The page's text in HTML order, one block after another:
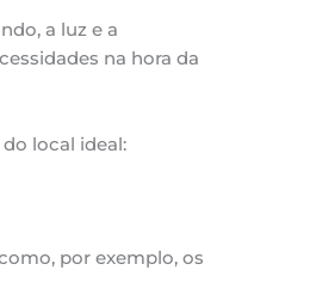
a luz e a
na hora da
local ideal:
por exemplo, os